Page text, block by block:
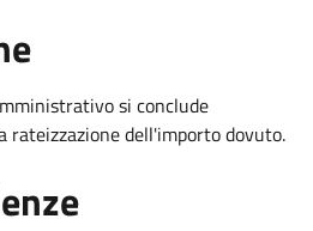
si conclude
rateizzazione dell'importo dovuto.